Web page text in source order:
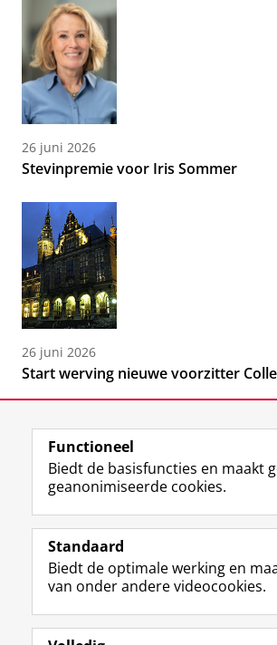
26 juni 2026
Stevinpremie voor Iris Sommer
26 juni 2026
Start werving nieuwe voorzitter
Volg de RUG
F
a
e
b
o
L
i
k
e
I
R
S
-
f
e
Studiekiezers
Alumni
Functioneel
Biedt de basisfuncties en maakt
geanonimiseerde cookies.
Standaard
Biedt de optimale werking en
van onder andere videocookies.